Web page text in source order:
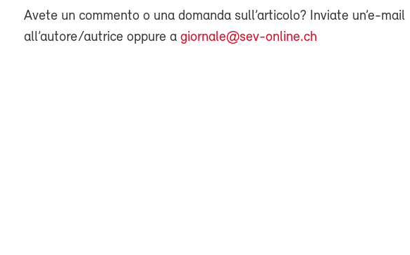
Avete un commento o una domanda sull’articolo? Inviate un’e-mail
all’autore/autrice oppure a giornale@sev-online.ch